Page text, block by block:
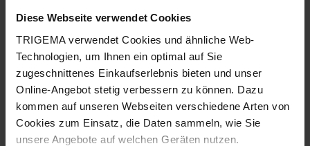
Diese Webseite verwendet Cookies
TRIGEMA verwendet Cookies und ähnliche Web-
Technologien, um Ihnen ein optimal auf Sie
zugeschnittenes Einkaufserlebnis bieten und unser
Online-Angebot stetig verbessern zu können. Dazu
kommen auf unseren Webseiten verschiedene Arten von
Cookies zum Einsatz, die Daten sammeln, wie Sie
unsere Angebote auf welchen Geräten nutzen.
5
Schon passiert in erster Bewertung: lange
Lebensdauer, bequem, angenehmes